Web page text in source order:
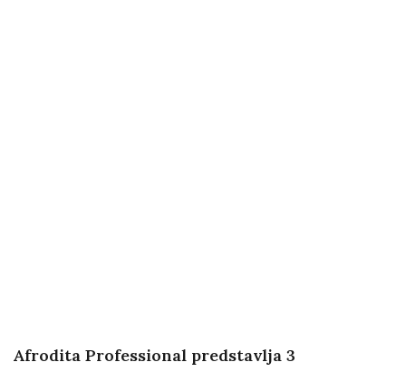
Afrodita Professional predstavlja 3